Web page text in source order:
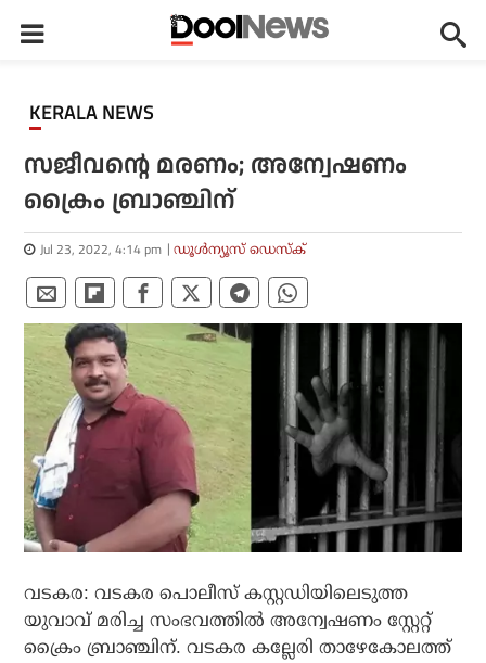
KERALA NEWS
സജീവന്റെ മരണം; അന്വേഷണം
ക്രൈം ബ്രാഞ്ചിന്
Jul 23, 2022, 4:14 pm ഡൂള്‍ന്യൂസ് ഡെസ്‌ക്
വടകര: വടകര പൊലീസ് കസ്റ്റഡിയിലെടുത്ത
യുവാവ് മരിച്ച സംഭവത്തില്‍ അന്വേഷണം സ്റ്റേറ്റ്
ക്രൈം ബ്രാഞ്ചിന്. വടകര കല്ലേരി താഴേകോലത്ത്